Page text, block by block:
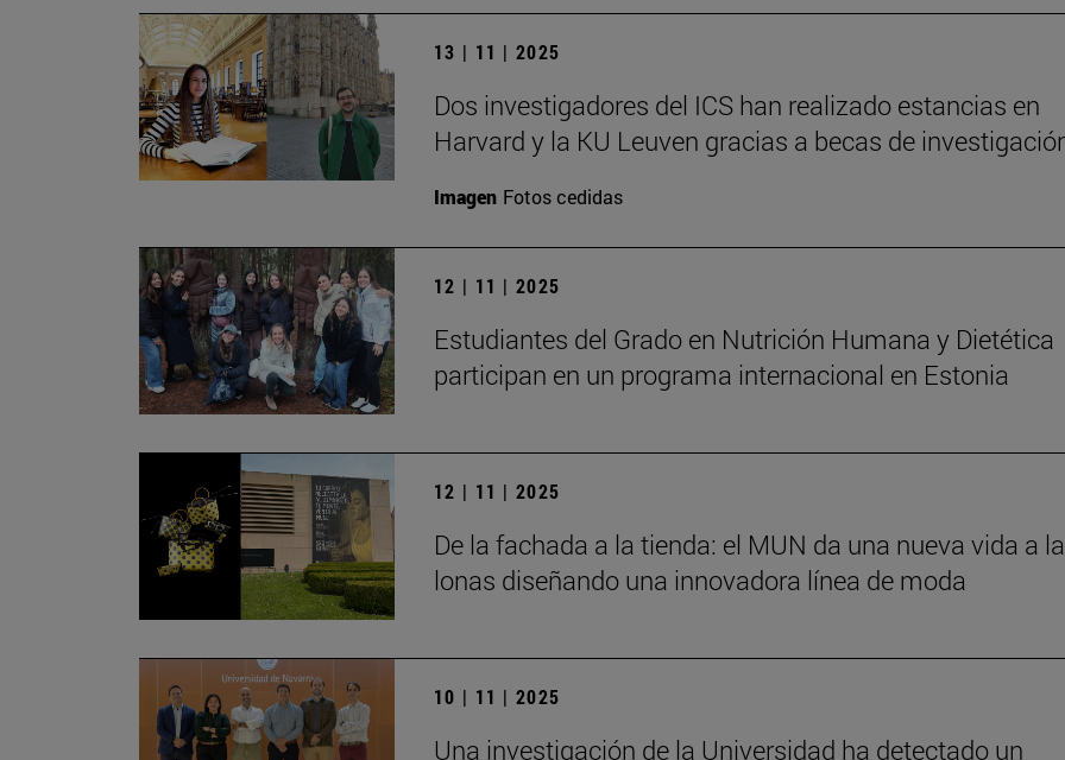
13 | 11 | 2025
Dos investigadores del ICS han realizado estancias en
Harvard y la KU Leuven gracias a becas de
Imagen Fotos cedidas
12 | 11 | 2025
Estudiantes del Grado en Nutrición Humana y Dietética
participan en un programa internacional en Estonia
12 | 11 | 2025
De la fachada a la tienda: el MUN da una nueva vida a
lonas diseñando una innovadora línea de moda
10 | 11 | 2025
Una investigación de la Universidad ha detectado un